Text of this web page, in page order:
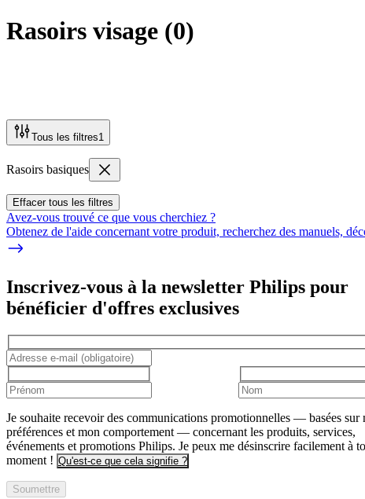
Rasoirs visage (0)
Tous les filtres1
Rasoirs basiques
Effacer tous les filtres
Avez-vous trouvé ce que vous cherchiez ?
Obtenez de l'aide concernant votre produit, recherchez des manuels,
Inscrivez-vous à la newsletter Philips pour
bénéficier d'offres exclusives
Je souhaite recevoir des communications promotionnelles — basées sur
préférences et mon comportement — concernant les produits, services,
événements et promotions Philips. Je peux me désinscrire facilement à
moment ! Qu'est-ce que cela signifie ?
Soumettre